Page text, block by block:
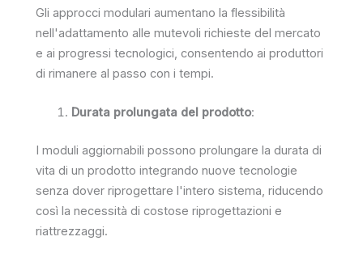
Gli approcci modulari aumentano la flessibilità
nell'adattamento alle mutevoli richieste del mercato
e ai progressi tecnologici, consentendo ai produttori
di rimanere al passo con i tempi.
Durata prolungata del prodotto:
I moduli aggiornabili possono prolungare la durata di
vita di un prodotto integrando nuove tecnologie
senza dover riprogettare l'intero sistema, riducendo
così la necessità di costose riprogettazioni e
riattrezzaggi.